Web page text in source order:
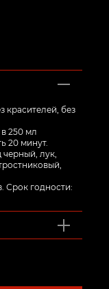
красителей, без
250 мл
20 минут.
лук,
Срок годности: